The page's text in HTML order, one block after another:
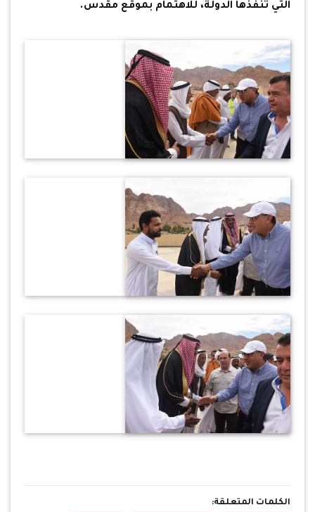
التي تنفذها الدولة، للاهتمام بموقع مقدس.
الكلمات المتعلقة: